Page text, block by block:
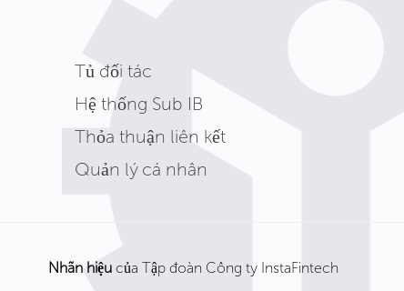
Tủ đối tác
Hệ thống Sub IB
Thỏa thuận liên kết
Quản lý cá nhân
Nhãn hiệu của Tập đoàn Công ty InstaFintech